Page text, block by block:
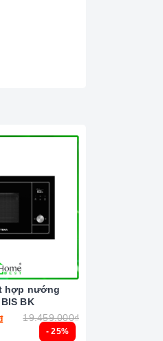
- 25%
hợp nướng
BK
19.459.000₫